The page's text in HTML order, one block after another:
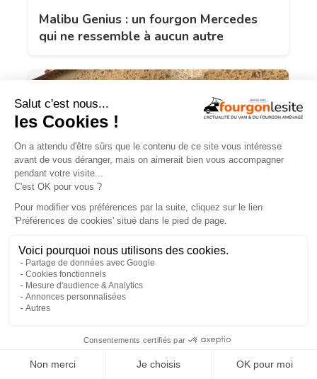
Malibu Genius : un fourgon Mercedes
qui ne ressemble à aucun autre
JOA by Pilote soigne les apparences et
notre budget